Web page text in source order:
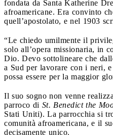
fondata da Santa Katherine
afroamericane. Era convinto
quell’apostolato, e nel 1903
“Le chiedo umilmente il
solo all’opera missionaria, in
Dio. Devo sottolineare che
a Sud per lavorare con i neri,
possa essere per la maggior
Il suo sogno non venne
parroco di St. Benedict the
Stati Uniti). La parrocchia si
comunità afroamericana, e il
decisamente unico.